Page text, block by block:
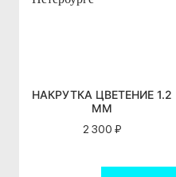
НАКРУТКА ЦВЕТЕНИЕ 1.2
ММ
2 300 ₽